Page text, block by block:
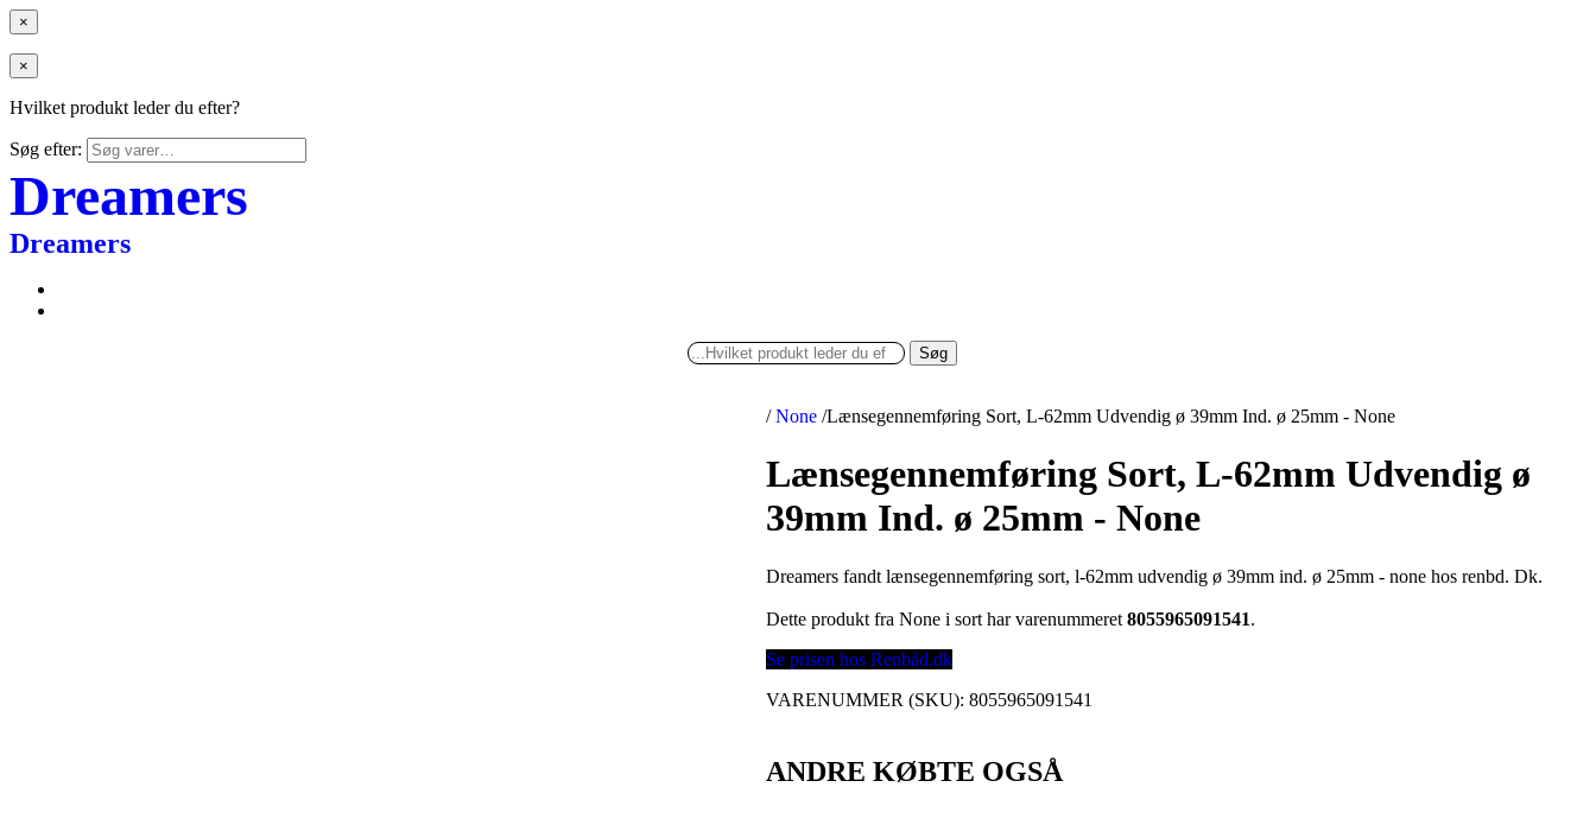
×
×
Hvilket produkt leder du efter?
Søg efter:
Dreamers
Dreamers
Søg
/ None /Lænsegennemføring Sort, L-62mm Udvendig ø 39mm Ind. ø 25mm - None
Lænsegennemføring Sort, L-62mm Udvendig ø
39mm Ind. ø 25mm - None
Dreamers fandt lænsegennemføring sort, l-62mm udvendig ø 39mm ind. ø 25mm - none hos renbd. Dk.
Dette produkt fra None i sort har varenummeret8055965091541.
Se prisen hos Renbåd.dk
VARENUMMER (SKU):8055965091541
ANDRE KØBTE OGSÅ